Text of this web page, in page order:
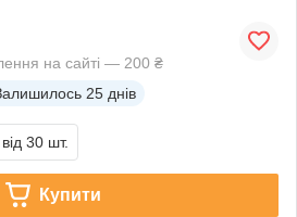
на сайті — 200 ₴
25 днів
від 30 шт.
Купити